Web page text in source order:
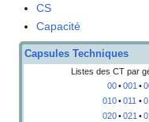
CS
Capacité
Capsules Techniques
Listes des CT par
00•001 •
010•011 •
020•021 •